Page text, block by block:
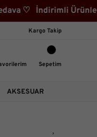
Kargo Takip
Sepetim
AKSESUAR